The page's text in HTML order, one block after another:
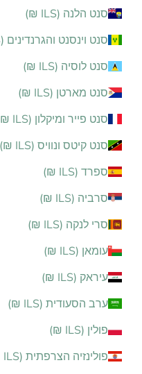
סנט הלנה (ILS ₪)
סנט וינסנט והגרנדינים (ILS ₪)
סנט לוסיה (ILS ₪)
סנט מארטן (ILS ₪)
סנט פייר ומיקלון (ILS ₪)
סנט קיטס ונוויס (ILS ₪)
ספרד (ILS ₪)
סרביה (ILS ₪)
סרי לנקה (ILS ₪)
עומאן (ILS ₪)
עיראק (ILS ₪)
ערב הסעודית (ILS ₪)
פולין (ILS ₪)
פולינזיה הצרפתית (ILS ₪)